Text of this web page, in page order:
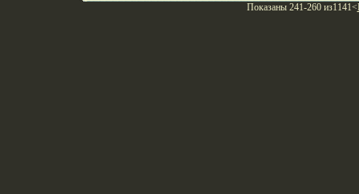
Показаны 241-260 из1141<